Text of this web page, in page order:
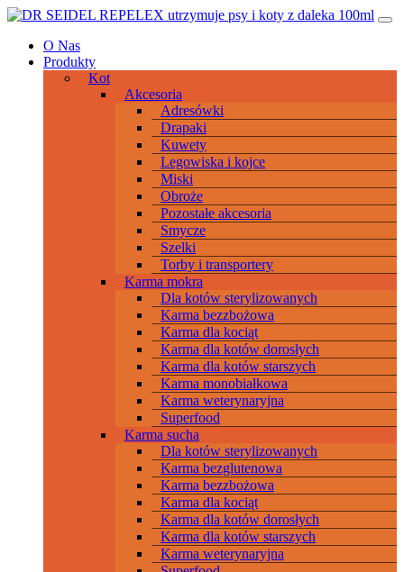
Przeskocz
treści
Main
Navigation
O Nas
Produkty
Kot
Akcesoria
Adresówki
Drapaki
Kuwety
Legowiska i kojce
Miski
Obroże
Pozostałe akcesoria
Smycze
Szelki
Torby i transportery
Karma mokra
Dla kotów sterylizowanych
Karma bezzbożowa
Karma dla kociąt
Karma dla kotów dorosłych
Karma dla kotów starszych
Karma monobiałkowa
Karma weterynaryjna
Superfood
Karma sucha
Dla kotów sterylizowanych
Karma bezglutenowa
Karma bezzbożowa
Karma dla kociąt
Karma dla kotów dorosłych
Karma dla kotów starszych
Karma weterynaryjna